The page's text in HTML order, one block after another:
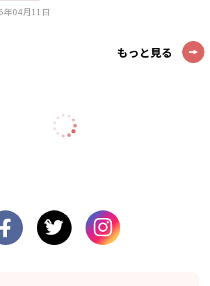
年04月11日
もっと見る